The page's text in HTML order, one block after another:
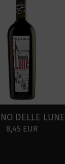
DELLE LUNE
8,45 EUR